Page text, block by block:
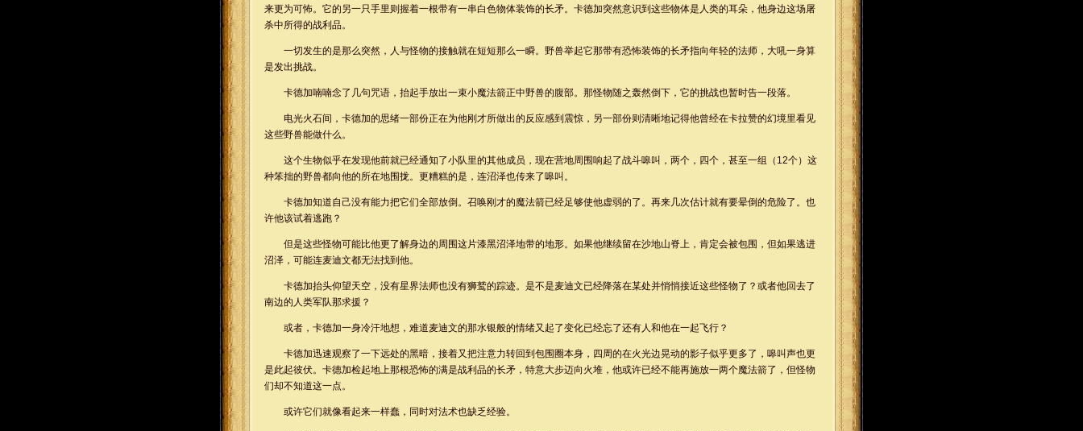
来更为可怖。它的另一只手里则握着一根带有一串白色物体装饰的长矛。卡德加突然意识到这些物体是人类的耳朵，他身边这场屠
杀中所得的战利品。
一切发生的是那么突然，人与怪物的接触就在短短那么一瞬。野兽举起它那带有恐怖装饰的长矛指向年轻的法师，大吼一身算
是发出挑战。
卡德加喃喃念了几句咒语，抬起手放出一束小魔法箭正中野兽的腹部。那怪物随之轰然倒下，它的挑战也暂时告一段落。
电光火石间，卡德加的思绪一部份正在为他刚才所做出的反应感到震惊，另一部份则清晰地记得他曾经在卡拉赞的幻境里看见
这些野兽能做什么。
这个生物似乎在发现他前就已经通知了小队里的其他成员，现在营地周围响起了战斗嗥叫，两个，四个，甚至一组（12个）这
种笨拙的野兽都向他的所在地围拢。更糟糕的是，连沼泽也传来了嗥叫。
卡德加知道自己没有能力把它们全部放倒。召唤刚才的魔法箭已经足够使他虚弱的了。再来几次估计就有要晕倒的危险了。也
许他该试着逃跑？
但是这些怪物可能比他更了解身边的周围这片漆黑沼泽地带的地形。如果他继续留在沙地山脊上，肯定会被包围，但如果逃进
沼泽，可能连麦迪文都无法找到他。
卡德加抬头仰望天空，没有星界法师也没有狮鹫的踪迹。是不是麦迪文已经降落在某处并悄悄接近这些怪物了？或者他回去了
南边的人类军队那求援？
或者，卡德加一身冷汗地想，难道麦迪文的那水银般的情绪又起了变化已经忘了还有人和他在一起飞行？
卡德加迅速观察了一下远处的黑暗，接着又把注意力转回到包围圈本身，四周的在火光边晃动的影子似乎更多了，嗥叫声也更
是此起彼伏。卡德加检起地上那根恐怖的满是战利品的长矛，特意大步迈向火堆，他或许已经不能再施放一两个魔法箭了，但怪物
们却不知道这一点。
或许它们就像看起来一样蠢，同时对法术也缺乏经验。